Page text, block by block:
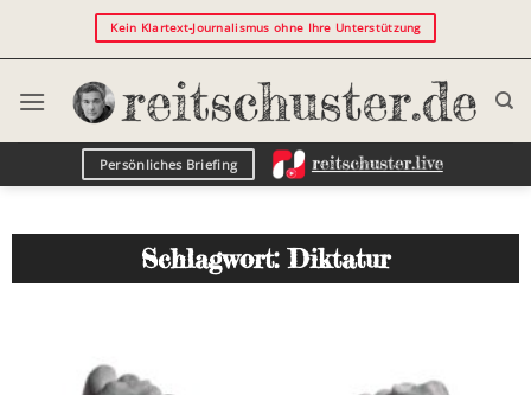
Kein Klartext-Journalismus ohne Ihre Unterstützung
Persönliches Briefing
Schlagwort: Diktatur